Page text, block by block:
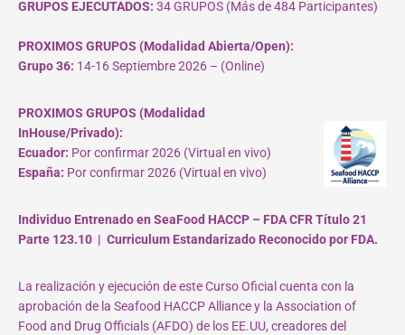
GRUPOS EJECUTADOS: 34 GRUPOS (Más de 484 Participantes)
PROXIMOS GRUPOS (Modalidad Abierta/Open):
Grupo 36: 14-16 Septiembre 2026 – (Online)
PROXIMOS GRUPOS (Modalidad
InHouse/Privado):
Ecuador: Por confirmar 2026 (Virtual en vivo)
España: Por confirmar 2026 (Virtual en vivo)
Individuo Entrenado en SeaFood HACCP – FDA CFR Título 21
Parte 123.10 | Curriculum Estandarizado Reconocido por FDA.
La realización y ejecución de este Curso Oficial cuenta con la
aprobación de la Seafood HACCP Alliance y la Association of
Food and Drug Officials (AFDO) de los EE.UU, creadores del